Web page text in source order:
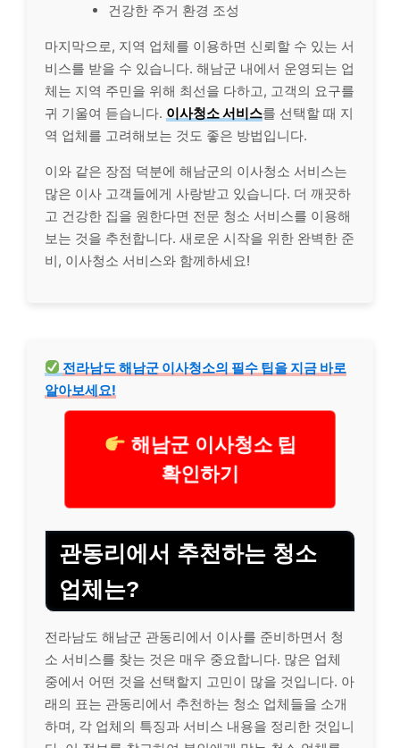
건강한 주거 환경 조성
마지막으로, 지역 업체를 이용하면 신뢰할 수 있는 서
비스를 받을 수 있습니다. 해남군 내에서 운영되는 업
체는 지역 주민을 위해 최선을 다하고, 고객의 요구를
귀 기울여 듣습니다. 이사청소 서비스를 선택할 때 지
역 업체를 고려해보는 것도 좋은 방법입니다.
이와 같은 장점 덕분에 해남군의 이사청소 서비스는
많은 이사 고객들에게 사랑받고 있습니다. 더 깨끗하
고 건강한 집을 원한다면 전문 청소 서비스를 이용해
보는 것을 추천합니다. 새로운 시작을 위한 완벽한 준
비, 이사청소 서비스와 함께하세요!
전라남도 해남군 이사청소의 필수 팁을 지금 바로
알아보세요!
해남군 이사청소 팁
확인하기
관동리에서 추천하는 청소
업체는?
전라남도 해남군 관동리에서 이사를 준비하면서 청
소 서비스를 찾는 것은 매우 중요합니다. 많은 업체
중에서 어떤 것을 선택할지 고민이 많을 것입니다. 아
래의 표는 관동리에서 추천하는 청소 업체들을 소개
하며, 각 업체의 특징과 서비스 내용을 정리한 것입니